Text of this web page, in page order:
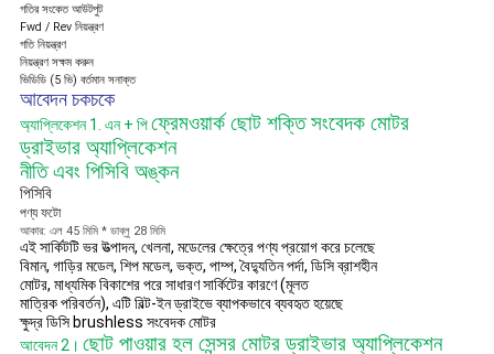
গতির সংকেত আউটপুট
Fwd / Rev নিয়ন্ত্রণ
গতি নিয়ন্ত্রণ
নিয়ন্ত্রণ সক্ষম করুন
ভিডিডি (5 ভি) বর্তমান সনাক্ত
আবেদন চকচকে
অ্যাপ্লিকেশন 1. এন + পিফ্রেমওয়ার্ক ছোট শক্তি সংবেদক মোটর
ড্রাইভার অ্যাপ্লিকেশন
নীতি এবং পিসিবি অঙ্কন
পিসিবি
পণ্য ফটো
আকার: এল 45 মিমি * ডাব্লু 28 মিমি
এই সার্কিটটি ভর উত্পাদন, খেলনা, মডেলের ক্ষেত্রে পণ্য প্রয়োগ করে চলেছে
বিমান, গাড়ির মডেল, শিপ মডেল, ভক্ত, পাম্প, বৈদ্যুতিন পর্দা, ডিসি ব্রাশহীন
মোটর, মাধ্যমিক বিকাশের পরে সাধারণ সার্কিটের কারণে (মূলত
মাত্রিক পরিবর্তন), এটি বিল্ট-ইন ড্রাইভে ব্যাপকভাবে ব্যবহৃত হয়েছে
ক্ষুদ্র ডিসি brushless সংবেদক মোটর
আবেদন 2। ছোট পাওয়ার হল সেন্সর মোটর ড্রাইভার অ্যাপ্লিকেশন